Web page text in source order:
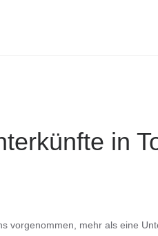
in
vorgenommen, mehr als eine